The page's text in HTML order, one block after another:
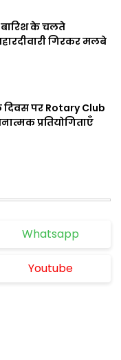
के चलते
गिरकर मलबे
दिवस पर Rotary Club
प्रतियोगिताएँ
Whatsapp
Youtube